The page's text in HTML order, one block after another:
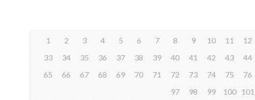
1 2 3 4 5 6 7 8 9 10 11 12
33
34 35 36 37 38 39 40 41 42 43 44
65
66 67 68 69 70 71 72 73 74 75 76
97
98 99 100 101